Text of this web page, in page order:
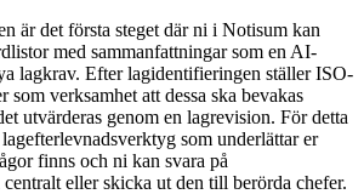
är det första steget där ni i Notisum kan
med sammanfattningar som en AI-
lagkrav. Efter lagidentifieringen ställer ISO-
som verksamhet att dessa ska bevakas
utvärderas genom en lagrevision. För detta
som underlättar er
finns och ni kan svara på
eller skicka ut den till berörda chefer.